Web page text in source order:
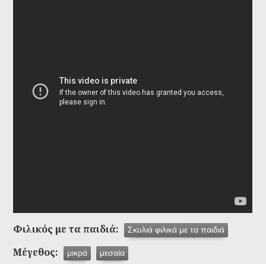
Φιλικός με τα παιδιά: Σκυλιά φιλικά με τα παιδιά
Μέγεθος: μικρά μεσαία